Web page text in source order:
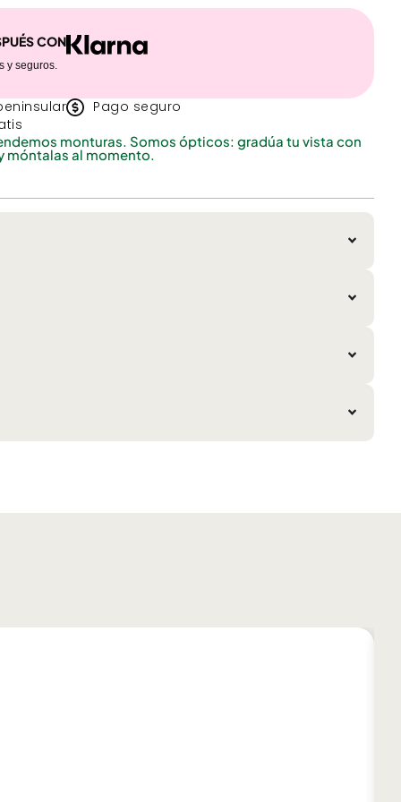
CON
y seguros.
Pago seguro
monturas. Somos ópticos: gradúa tu vista con
móntalas al momento.